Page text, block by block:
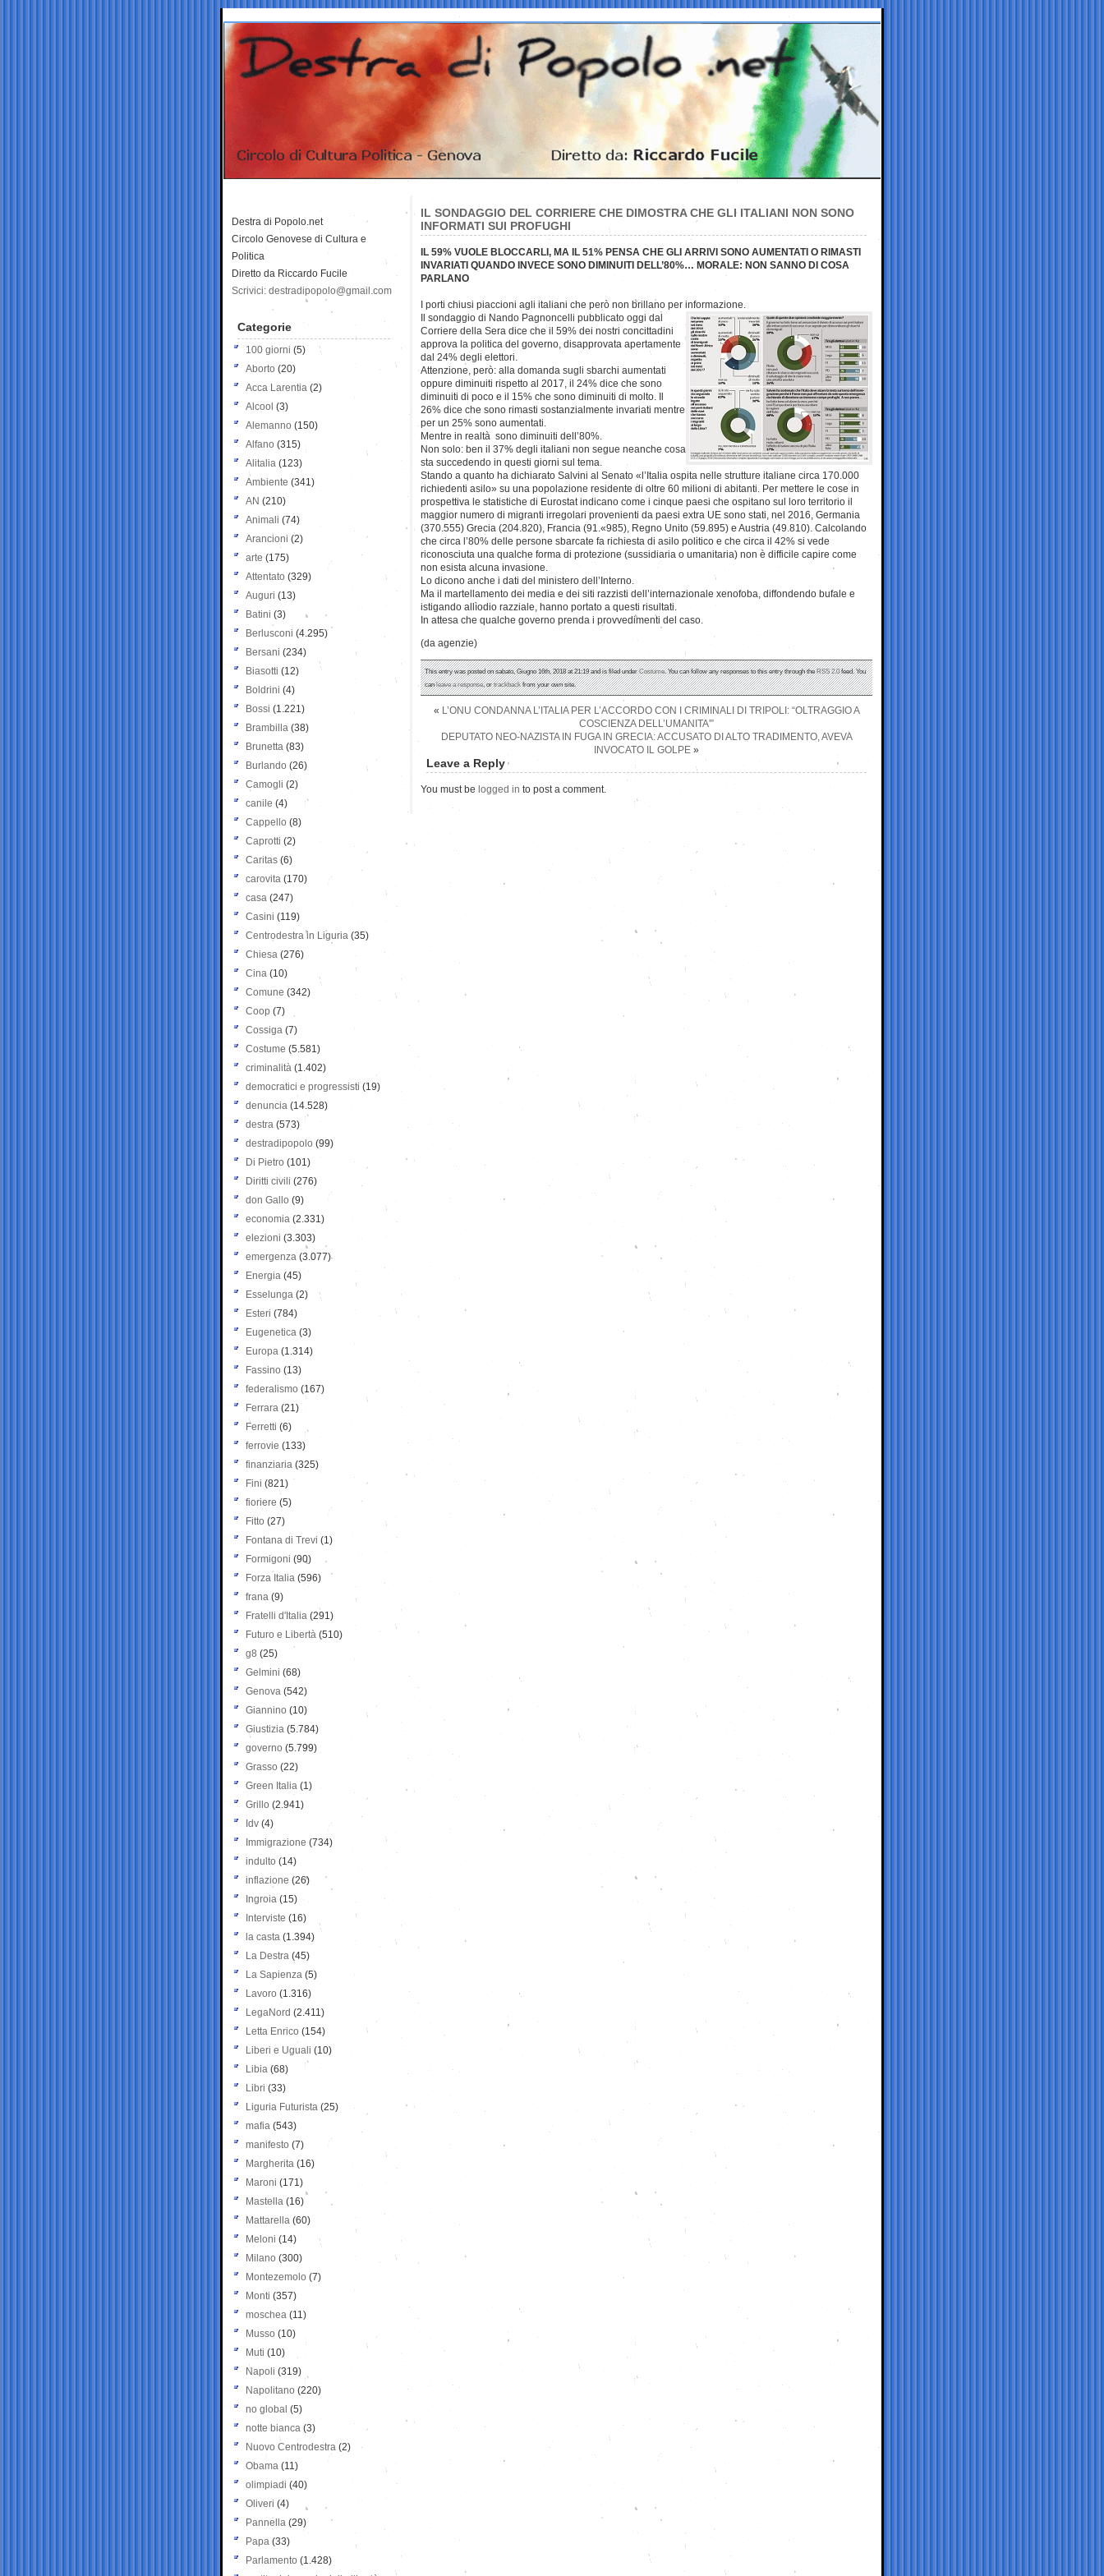
IL SONDAGGIO DEL CORRIERE CHE DIMOSTRA CHE GLI ITALIANI NON SONO
INFORMATI SUI PROFUGHI
IL 59% VUOLE BLOCCARLI, MA IL 51% PENSA CHE GLI ARRIVI SONO AUMENTATI O RIMASTI
INVARIATI QUANDO INVECE SONO DIMINUITI DELL’80%… MORALE: NON SANNO DI COSA
PARLANO
I porti chiusi piaccioni agli italiani che però non brillano per informazione.
Il sondaggio di Nando Pagnoncelli pubblicato oggi dal
Corriere della Sera dice che il 59% dei nostri concittadini
approva la politica del governo, disapprovata apertamente
dal 24% degli elettori.
Attenzione, però: alla domanda sugli sbarchi aumentati
oppure diminuiti rispetto al 2017, il 24% dice che sono
diminuiti di poco e il 15% che sono diminuiti di molto. Il
26% dice che sono rimasti sostanzialmente invariati mentre
per un 25% sono aumentati.
Mentre in realtà sono diminuiti dell’80%.
Non solo: ben il 37% degli italiani non segue neanche cosa
sta succedendo in questi giorni sul tema.
Stando a quanto ha dichiarato Salvini al Senato «l’Italia ospita nelle strutture italiane circa 170.000
richiedenti asilo» su una popolazione residente di oltre 60 milioni di abitanti. Per mettere le cose in
prospettiva le statistiche di Eurostat indicano come i cinque paesi che ospitano sul loro territorio il
maggior numero di migranti irregolari provenienti da paesi extra UE sono stati, nel 2016, Germania
(370.555) Grecia (204.820), Francia (91.«985), Regno Unito (59.895) e Austria (49.810). Calcolando
che circa l’80% delle persone sbarcate fa richiesta di asilo politico e che circa il 42% si vede
riconosciuta una qualche forma di protezione (sussidiaria o umanitaria) non è difficile capire come
non esista alcuna invasione.
Lo dicono anche i dati del ministero dell’Interno.
Ma il martellamento dei media e dei siti razzisti dell’internazionale xenofoba, diffondendo bufale e
istigando allìodio razziale, hanno portato a questi risultati.
In attesa che qualche governo prenda i provvedimenti del caso.
(da agenzie)
This entry was posted on sabato, Giugno 16th, 2018 at 21:19 and is filed underCostume. You can follow any responses to this entry through theRSS 2.0feed. You
canleave a response, ortrackbackfrom your own site.
« L’ONU CONDANNA L’ITALIA PER L’ACCORDO CON I CRIMINALI DI TRIPOLI: “OLTRAGGIO A
COSCIENZA DELL’UMANITA'”
DEPUTATO NEO-NAZISTA IN FUGA IN GRECIA: ACCUSATO DI ALTO TRADIMENTO, AVEVA
INVOCATO IL GOLPE »
Leave a Reply
You must be logged in to post a comment.
Destra di Popolo.net
Circolo Genovese di Cultura e
Politica
Diretto da Riccardo Fucile
Scrivici: destradipopolo@gmail.com
Categorie
100 giorni (5)
Aborto (20)
Acca Larentia (2)
Alcool (3)
Alemanno (150)
Alfano (315)
Alitalia (123)
Ambiente (341)
AN (210)
Animali (74)
Arancioni (2)
arte (175)
Attentato (329)
Auguri (13)
Batini (3)
Berlusconi (4.295)
Bersani (234)
Biasotti (12)
Boldrini (4)
Bossi (1.221)
Brambilla (38)
Brunetta (83)
Burlando (26)
Camogli (2)
canile (4)
Cappello (8)
Caprotti (2)
Caritas (6)
carovita (170)
casa (247)
Casini (119)
Centrodestra in Liguria (35)
Chiesa (276)
Cina (10)
Comune (342)
Coop (7)
Cossiga (7)
Costume (5.581)
criminalità (1.402)
democratici e progressisti (19)
denuncia (14.528)
destra (573)
destradipopolo (99)
Di Pietro (101)
Diritti civili (276)
don Gallo (9)
economia (2.331)
elezioni (3.303)
emergenza (3.077)
Energia (45)
Esselunga (2)
Esteri (784)
Eugenetica (3)
Europa (1.314)
Fassino (13)
federalismo (167)
Ferrara (21)
Ferretti (6)
ferrovie (133)
finanziaria (325)
Fini (821)
fioriere (5)
Fitto (27)
Fontana di Trevi (1)
Formigoni (90)
Forza Italia (596)
frana (9)
Fratelli d'Italia (291)
Futuro e Libertà (510)
g8 (25)
Gelmini (68)
Genova (542)
Giannino (10)
Giustizia (5.784)
governo (5.799)
Grasso (22)
Green Italia (1)
Grillo (2.941)
Idv (4)
Immigrazione (734)
indulto (14)
inflazione (26)
Ingroia (15)
Interviste (16)
la casta (1.394)
La Destra (45)
La Sapienza (5)
Lavoro (1.316)
LegaNord (2.411)
Letta Enrico (154)
Liberi e Uguali (10)
Libia (68)
Libri (33)
Liguria Futurista (25)
mafia (543)
manifesto (7)
Margherita (16)
Maroni (171)
Mastella (16)
Mattarella (60)
Meloni (14)
Milano (300)
Montezemolo (7)
Monti (357)
moschea (11)
Musso (10)
Muti (10)
Napoli (319)
Napolitano (220)
no global (5)
notte bianca (3)
Nuovo Centrodestra (2)
Obama (11)
olimpiadi (40)
Oliveri (4)
Pannella (29)
Papa (33)
Parlamento (1.428)